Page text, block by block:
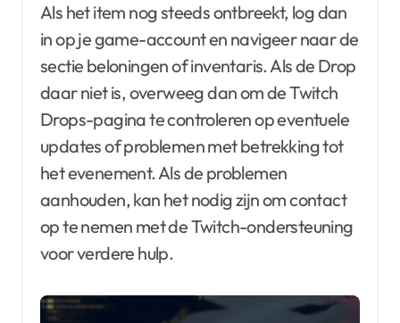
Als het item nog steeds ontbreekt, log dan
in op je game-account en navigeer naar de
sectie beloningen of inventaris. Als de Drop
daar niet is, overweeg dan om de Twitch
Drops-pagina te controleren op eventuele
updates of problemen met betrekking tot
het evenement. Als de problemen
aanhouden, kan het nodig zijn om contact
op te nemen met de Twitch-ondersteuning
voor verdere hulp.